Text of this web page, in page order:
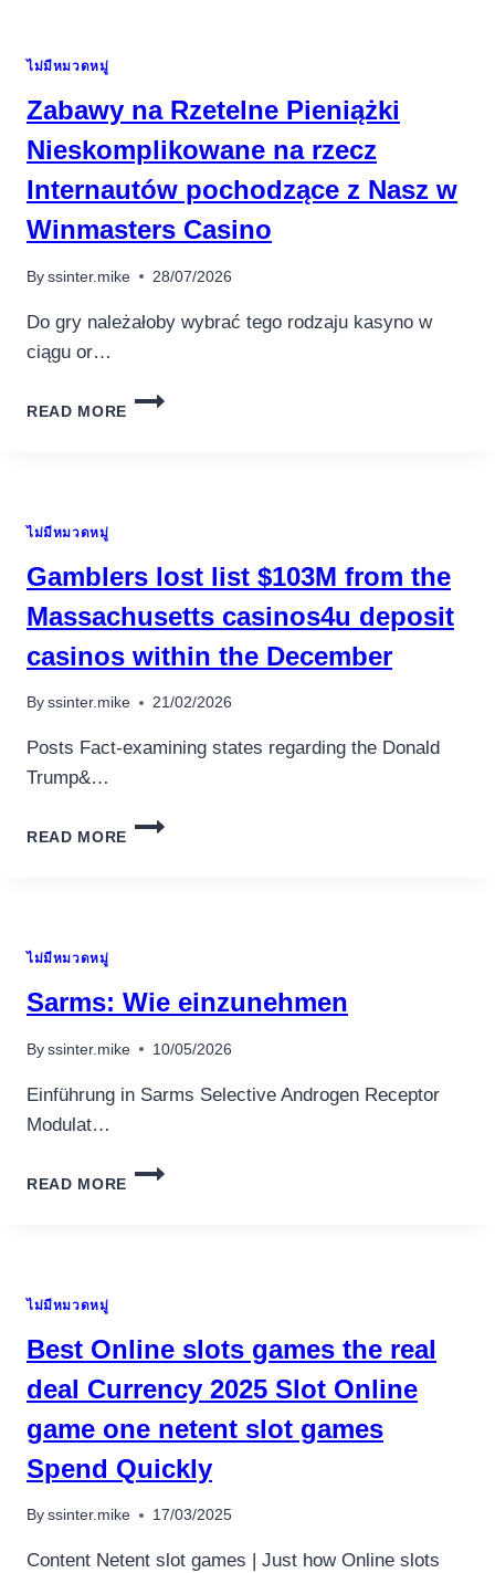
ไม่มีหมวดหมู่
Zabawy na Rzetelne Pieniążki
Nieskomplikowane na rzecz
Internautów pochodzące z Nasz w
Winmasters Casino
By ssinter.mike 28/07/2026
Do gry należałoby wybrać tego rodzaju kasyno w
ciągu or…
READ MORE
ZABAWY
POCHODZĄCE
NASZ
W
WINMASTERS
CASINO
ไม่มีหมวดหมู่
Gamblers lost list $103M from the
Massachusetts casinos4u deposit
casinos within the December
By ssinter.mike 21/02/2026
Posts Fact-examining states regarding the Donald
Trump&…
READ MORE
GAMBLERS
DEPOSIT
WITHIN
DECEMBER
ไม่มีหมวดหมู่
Sarms: Wie einzunehmen
By ssinter.mike 10/05/2026
Einführung in Sarms Selective Androgen Receptor
Modulat…
READ MORE
SARMS:
ไม่มีหมวดหมู่
Best Online slots games the real
deal Currency 2025 Slot Online
game one netent slot games
Spend Quickly
By ssinter.mike 17/03/2025
Content Netent slot games | Just how Online slots